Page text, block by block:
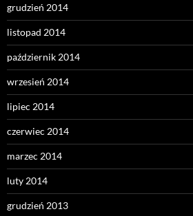
grudzień 2014
listopad 2014
październik 2014
wrzesień 2014
lipiec 2014
czerwiec 2014
marzec 2014
luty 2014
grudzień 2013